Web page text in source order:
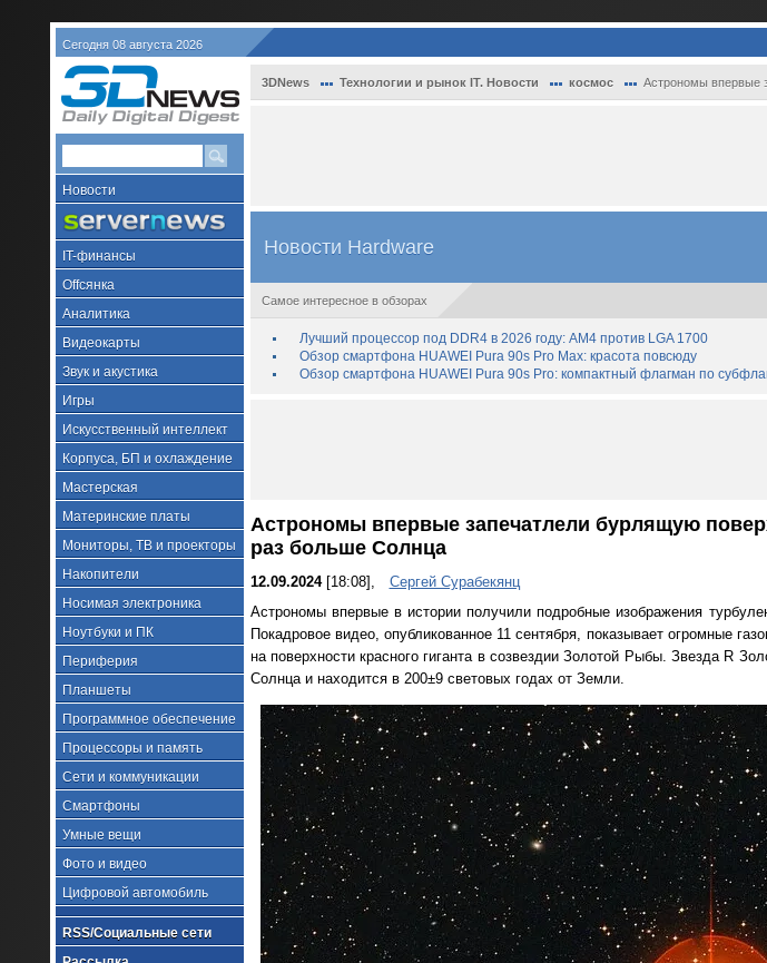
Сегодня 08 августа 2026
Новости
IT-финансы
Offсянка
Аналитика
Видеокарты
Звук и акустика
Игры
Искусственный интеллект
Корпуса, БП и охлаждение
Мастерская
Материнские платы
Мониторы, ТВ и проекторы
Накопители
Носимая электроника
Ноутбуки и ПК
Периферия
Планшеты
Программное обеспечение
Процессоры и память
Сети и коммуникации
Смартфоны
Умные вещи
Фото и видео
Цифровой автомобиль
RSS/Социальные сети
3DNews Технологии и рынок IT. Новости космос Астрономы впервые
Новости Hardware
Самое интересное в обзорах
Лучший процессор под DDR4 в 2026 году: AM4 против LGA 1700
Обзор смартфона HUAWEI Pura 90s Pro Max: красота повсюду
Обзор смартфона HUAWEI Pura 90s Pro: компактный флагман по
Астрономы впервые запечатлели бурлящую
раз больше Солнца
12.09.2024[18:08],
Сергей Сурабекянц
Астрономы впервые в истории получили подробные изображения
Покадровое видео, опубликованное 11 сентября, показывает огромные
на поверхности красного гиганта в созвездии Золотой Рыбы. Звезда R
Солнца и находится в 200±9 световых годах от Земли.